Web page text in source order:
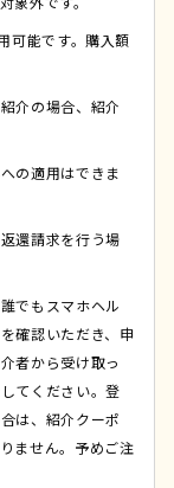
可能です。購入額
介の場合、紹介
の適用はできま
還請求を行う場
でもスマホヘル
確認いただき、申
者から受け取っ
てください。登
は、紹介クーポ
ません。予めご注